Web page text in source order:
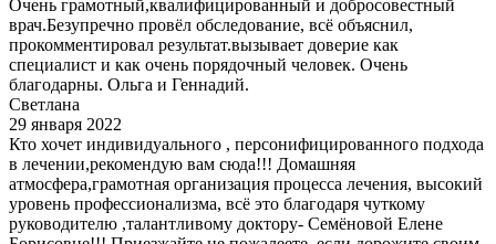
Очень грамотный,квалифицированный и добросовестный
врач.Безупречно провёл обследование, всё объяснил,
прокомментировал результат.вызывает доверие как
специалист и как очень порядочный человек. Очень
благодарны. Ольга и Геннадий.
Светлана
29 января 2022
Кто хочет индивидуального , персонифицированного подхода
в лечении,рекомендую вам сюда!!! Домашняя
атмосфера,грамотная организация процесса лечения, высокий
уровень профессионализма, всё это благодаря чуткому
руководителю ,талантливому доктору- Семёновой Елене